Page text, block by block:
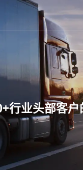
行业头部客户